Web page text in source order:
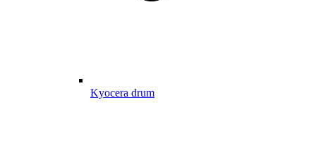
Kyocera drum